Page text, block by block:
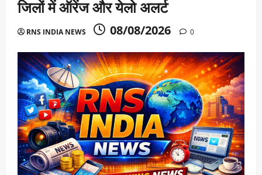
जिलों में ऑरेंज और येलो अलर्ट
RNS INDIA NEWS 08/08/2026 0